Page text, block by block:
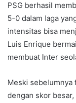
PSG berhasil
5-0 dalam laga
intensitas bisa
Luis Enrique
membuat Inter
Meski sebelumnya
dengan skor